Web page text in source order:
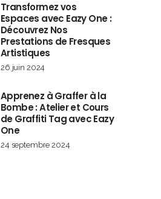
Transformez vos
Espaces avec Eazy One :
Découvrez Nos
Prestations de Fresques
Artistiques
26 juin 2024
Apprenez à Graffer à la
Bombe : Atelier et Cours
de Graffiti Tag avec Eazy
One
24 septembre 2024